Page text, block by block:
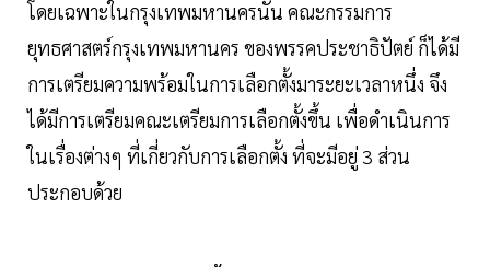
โดยเฉพาะในกรุงเทพมหานครนั้น คณะกรรมการ
ยุทธศาสตร์กรุงเทพมหานคร ของพรรคประชาธิปัตย์ ก็ได้มี
การเตรียมความพร้อมในการเลือกตั้งมาระยะเวลาหนึ่ง จึง
ได้มีการเตรียมคณะเตรียมการเลือกตั้งขึ้น เพื่อดำเนินการ
ในเรื่องต่างๆ ที่เกี่ยวกับการเลือกตั้ง ที่จะมีอยู่ 3 ส่วน
ประกอบด้วย